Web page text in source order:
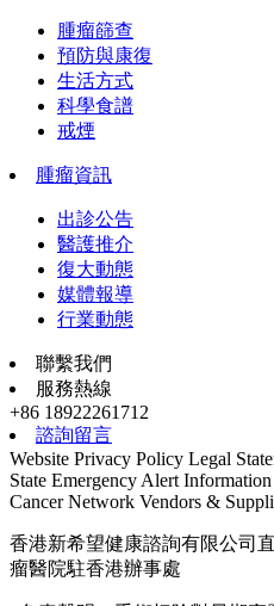
腫瘤篩查
預防與康復
生活方式
科學食譜
戒煙
腫瘤資訊
出診公告
醫護推介
復大動態
媒體報導
行業動態
聯繫我們
服務熱線
+86 18922261712
諮詢留言
Website Privacy Policy Legal
State Emergency Alert Information
Cancer Network Vendors &
香港新希望健康諮詢有限公司
瘤醫院駐香港辦事處